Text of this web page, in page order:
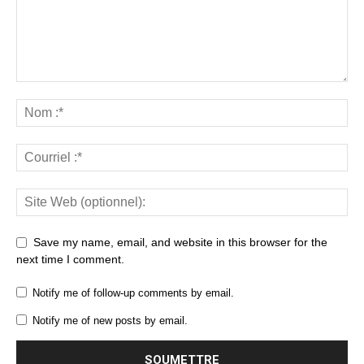
Save my name, email, and website in this browser for the
next time I comment.
Notify me of follow-up comments by email.
Notify me of new posts by email.